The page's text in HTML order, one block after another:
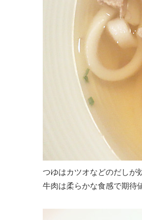
つゆはカツオなどのだしが
牛肉は柔らかな食感で期待